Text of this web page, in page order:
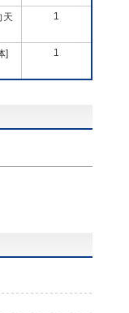
天
1
]
1